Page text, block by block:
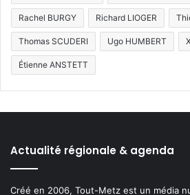
Rachel BURGY Richard LIOGER
Thomas SCUDERI Ugo HUMBERT
Étienne ANSTETT
Actualité régionale & agenda
Créé en 2006, Tout-Metz est un média